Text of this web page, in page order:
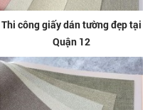
Thi công giấy dán tường đẹp tại
Quận 12